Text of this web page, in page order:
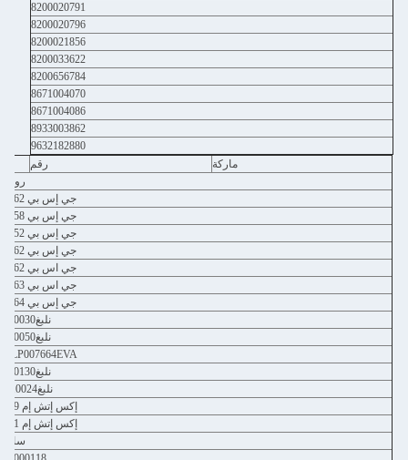
8200020791
8200020796
8200021856
8200033622
8200656784
8671004070
8671004086
8933003862
9632182880
ماركة
رقم
روفر
جي إس بي 4662
جي إس بي 5658
جي إس بي 6652
جي إس بي 6662
جي اس بي 7662
جي اس بي 7663
جي إس بي 7664
نلبغ000030
نلبغ000050
NLP007664EVA
نلبغ100130
نلبغ10024ج
إكس إتش إم 279
إكس إتش إم 281
ساب